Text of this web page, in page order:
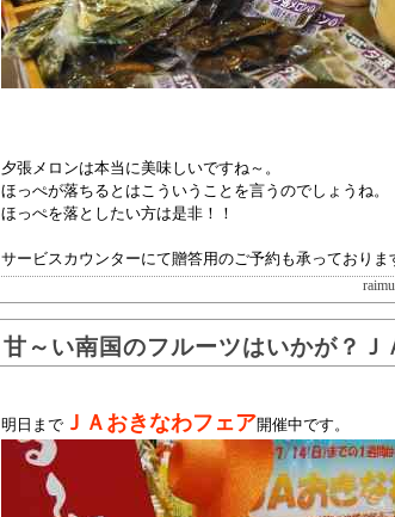
夕張メロンは本当に美味しいですね～。
ほっぺが落ちるとはこういうことを言うのでしょうね。
ほっぺを落としたい方は是非！！
サービスカウンターにて贈答用のご予約も承っておりま
甘～い南国のフルーツはいかが？
明日まで ＪＡおきなわフェア開催中です。